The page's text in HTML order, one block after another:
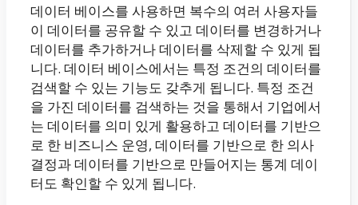
데이터 베이스를 사용하면 복수의 여러 사용자들
이 데이터를 공유할 수 있고 데이터를 변경하거나
데이터를 추가하거나 데이터를 삭제할 수 있게 됩
니다. 데이터 베이스에서는 특정 조건의 데이터를
검색할 수 있는 기능도 갖추게 됩니다. 특정 조건
을 가진 데이터를 검색하는 것을 통해서 기업에서
는 데이터를 의미 있게 활용하고 데이터를 기반으
로 한 비즈니스 운영, 데이터를 기반으로 한 의사
결정과 데이터를 기반으로 만들어지는 통계 데이
터도 확인할 수 있게 됩니다.